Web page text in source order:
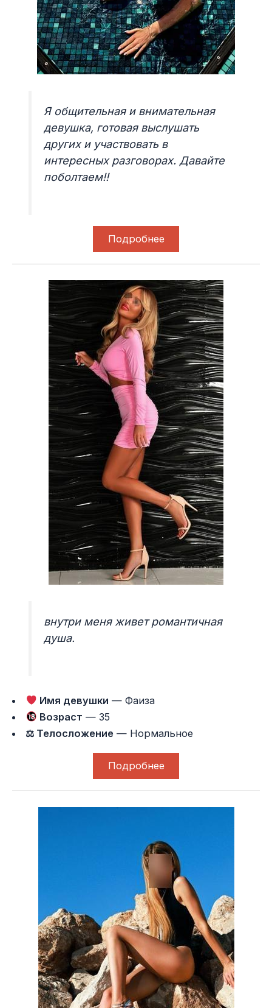
Я общительная и внимательная
девушка, готовая выслушать
других и участвовать в
интересных разговорах. Давайте
поболтаем!!
Подробнее
внутри меня живет романтичная
душа.
Имя девушки — Фаиза
Возраст — 35
⚖ Телосложение — Нормальное
Подробнее